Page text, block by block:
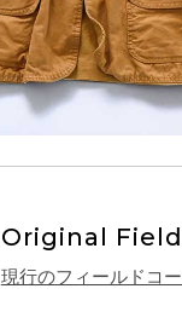
Original
現行のフィールドコ